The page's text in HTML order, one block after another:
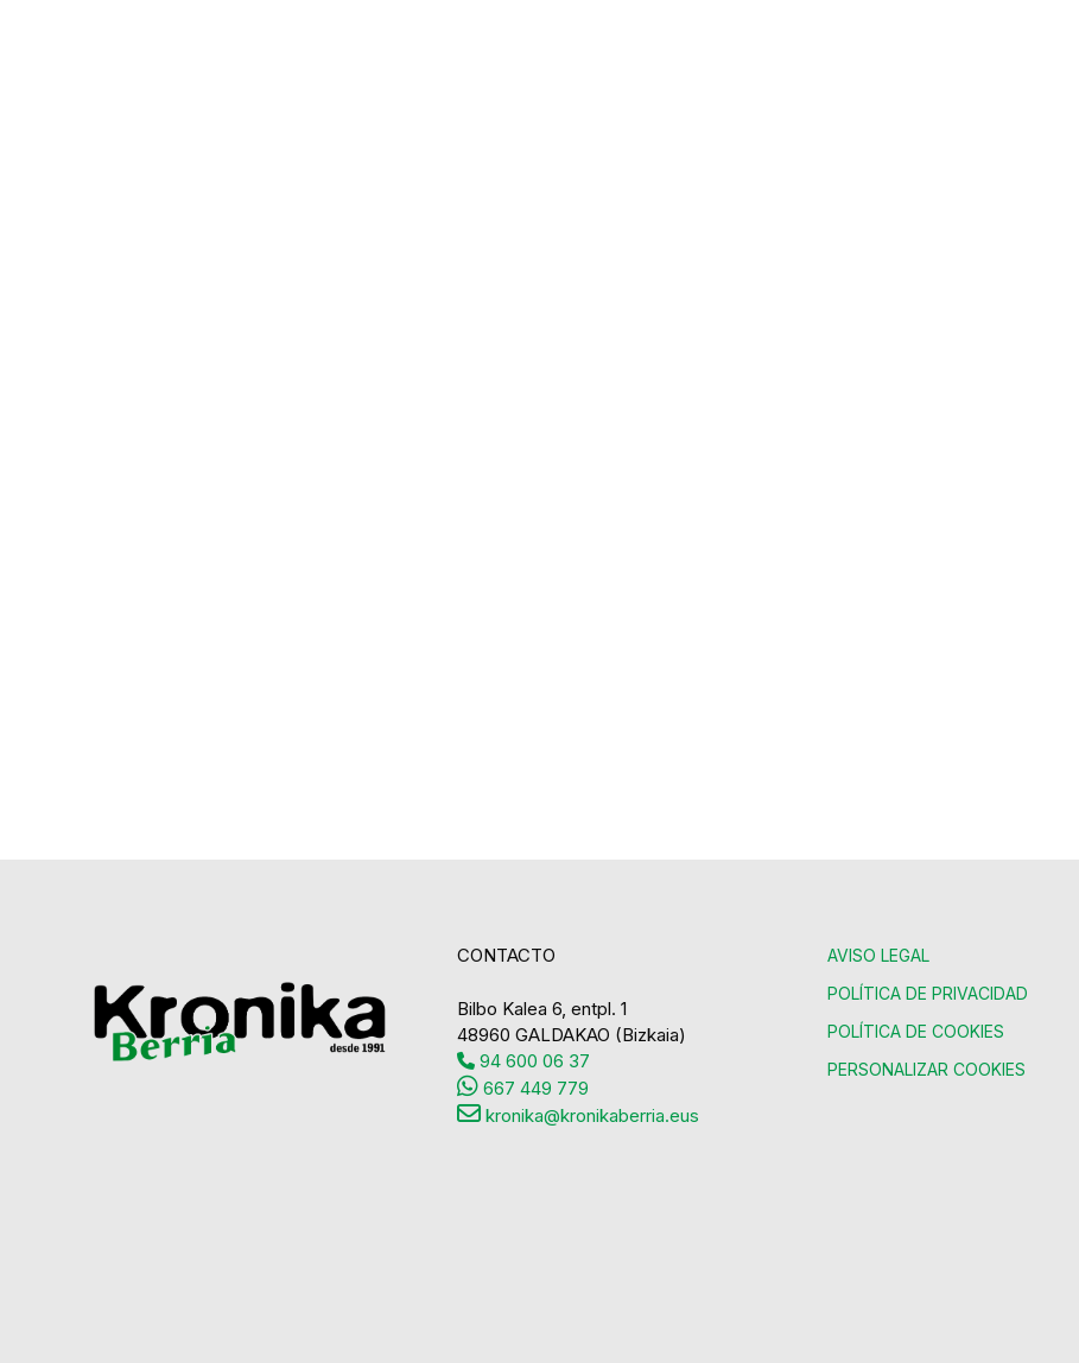
CONTACTO
Bilbo Kalea 6, entpl. 1
48960 GALDAKAO (Bizkaia)
94 600 06 37
667 449 779
kronika@kronikaberria.eus
AVISO LEGAL
POLÍTICA DE PRIVACIDAD
POLÍTICA DE COOKIES
PERSONALIZAR COOKIES